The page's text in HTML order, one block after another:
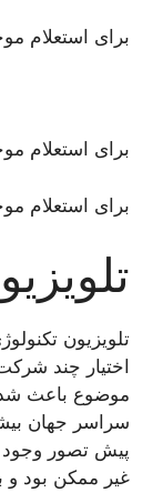
برای استعلام
برای استعلام
برای استعلام
تلویزیون
اختیار چند
موضوع باعث شده
سراسر جهان
پیش تصور وجود
غیر ممکن بود و